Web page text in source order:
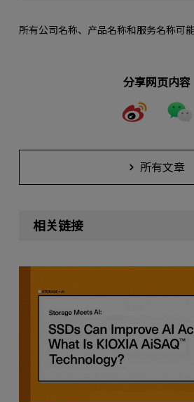
所有公司名称、产品名称和服务名称可
分享网页内容
所有文章
相关链接